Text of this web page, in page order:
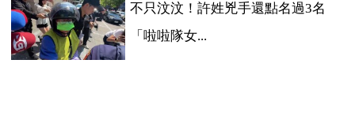
不只汶汶！許姓兇手還點名過3名
「啦啦隊女...